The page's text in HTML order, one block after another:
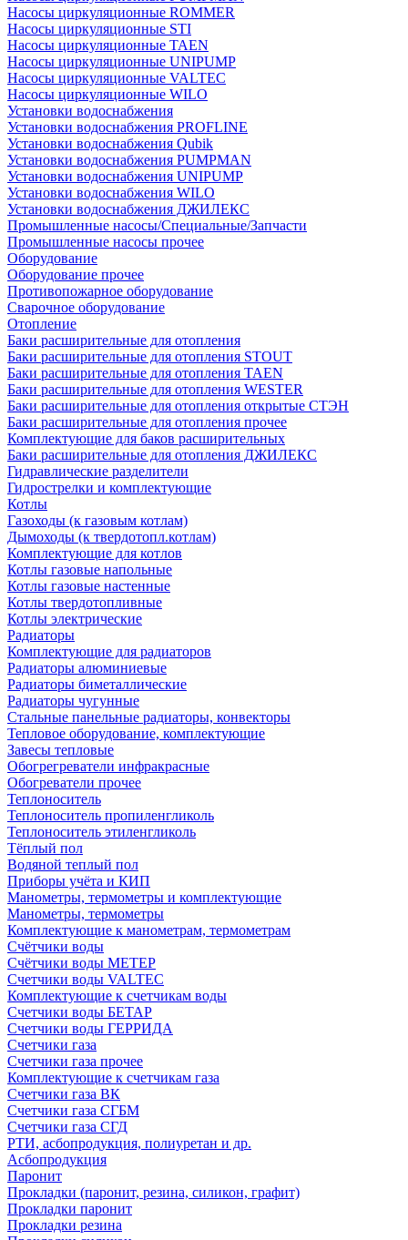
Насосы циркуляционные ROMMER
Насосы циркуляционные STI
Насосы циркуляционные TAEN
Насосы циркуляционные UNIPUMP
Насосы циркуляционные VALTEC
Насосы циркуляционные WILO
Установки водоснабжения
Установки водоснабжения PROFLINE
Установки водоснабжения Qubik
Установки водоснабжения PUMPMAN
Установки водоснабжения UNIPUMP
Установки водоснабжения WILO
Установки водоснабжения ДЖИЛЕКС
Промышленные насосы/Специальные/Запчасти
Промышленные насосы прочее
Оборудование
Оборудование прочее
Противопожарное оборудование
Сварочное оборудование
Отопление
Баки расширительные для отопления
Баки расширительные для отопления STOUT
Баки расширительные для отопления TAEN
Баки расширительные для отопления WESTER
Баки расширительные для отопления открытые СТЭН
Баки расширительные для отопления прочее
Комплектующие для баков расширительных
Баки расширительные для отопления ДЖИЛЕКС
Гидравлические разделители
Гидрострелки и комплектующие
Котлы
Газоходы (к газовым котлам)
Дымоходы (к твердотопл.котлам)
Комплектующие для котлов
Котлы газовые напольные
Котлы газовые настенные
Котлы твердотопливные
Котлы электрические
Радиаторы
Комплектующие для радиаторов
Радиаторы алюминиевые
Радиаторы биметаллические
Радиаторы чугунные
Стальные панельные радиаторы, конвекторы
Тепловое оборудование, комплектующие
Завесы тепловые
Обогрегреватели инфракрасные
Обогреватели прочее
Теплоноситель
Теплоноситель пропиленгликоль
Теплоноситель этиленгликоль
Тёплый пол
Водяной теплый пол
Приборы учёта и КИП
Манометры, термометры и комплектующие
Манометры, термометры
Комплектующие к манометрам, термометрам
Счётчики воды
Счётчики воды МЕТЕР
Счетчики воды VALTEC
Комплектующие к счетчикам воды
Счетчики воды БЕТАР
Счетчики воды ГЕРРИДА
Счетчики газа
Счетчики газа прочее
Комплектующие к счетчикам газа
Счетчики газа ВК
Счетчики газа СГБМ
Счетчики газа СГД
РТИ, асбопродукция, полиуретан и др.
Асбопродукция
Паронит
Прокладки (паронит, резина, силикон, графит)
Прокладки паронит
Прокладки резина